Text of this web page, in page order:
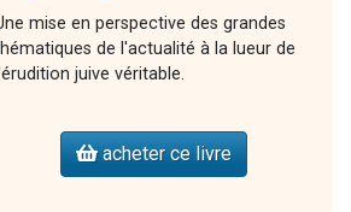
mise en perspective des grandes
de l'actualité à la lueur de
juive véritable.
acheter ce livre